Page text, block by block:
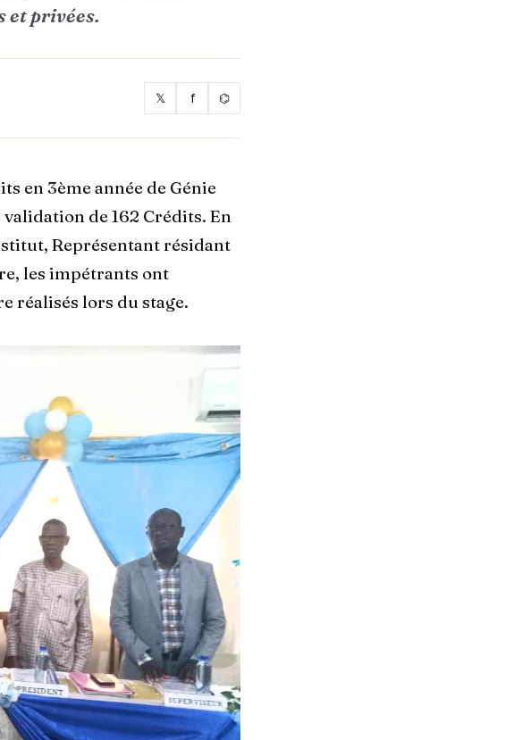
et privées.
𝕏 f ⌬
en 3ème année de Génie
de 162 Crédits. En
Représentant résidant
les impétrants ont
réalisés lors du stage.